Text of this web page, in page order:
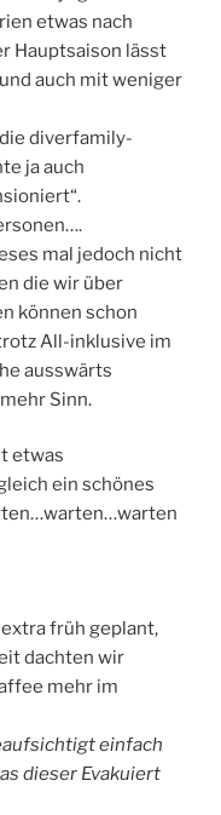
etwas nach
Hauptsaison lässt
auch mit weniger
diverfamily-
ja auch
mal jedoch nicht
die wir über
können schon
All-inklusive im
ausswärts
Sinn.
etwas
ein schönes
früh geplant,
dachten wir
mehr im
einfach
dieser Evakuiert